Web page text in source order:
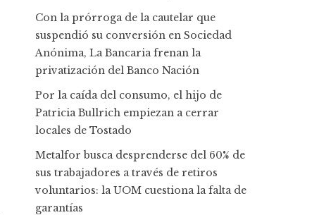
Con la prórroga de la cautelar que
suspendió su conversión en Sociedad
Anónima, La Bancaria frenan la
privatización del Banco Nación
Por la caída del consumo, el hijo de
Patricia Bullrich empiezan a cerrar
locales de Tostado
Metalfor busca desprenderse del 60% de
sus trabajadores a través de retiros
voluntarios: la UOM cuestiona la falta de
garantías